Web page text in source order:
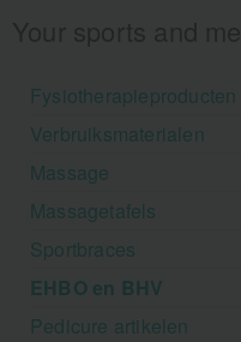
Fysiotherapieproducten
Verbruiksmaterialen
Massage
Massagetafels
Sportbraces
EHBO en BHV
Pedicure artikelen